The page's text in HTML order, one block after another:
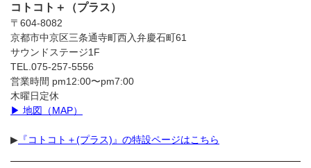
コトコト＋（プラス）
〒604-8082
京都市中京区三条通寺町西入弁慶石町61
サウンドステージ1F
TEL.075-257-5556
営業時間 pm12:00〜pm7:00
木曜日定休
▶︎ 地図（MAP）
▶︎ 『コトコト＋(プラス)』の特設ページはこちら